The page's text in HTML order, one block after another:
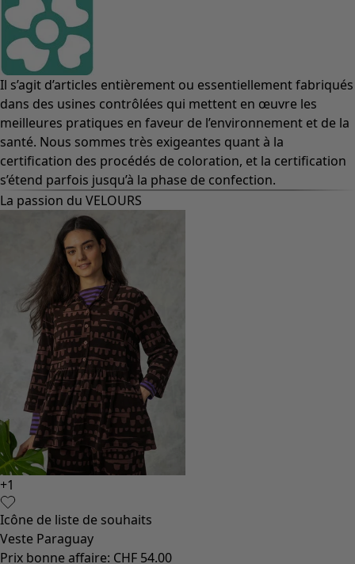
Il s’agit d’articles entièrement ou essentiellement fabriqués
dans des usines contrôlées qui mettent en œuvre les
meilleures pratiques en faveur de l’environnement et de la
santé. Nous sommes très exigeantes quant à la
certification des procédés de coloration, et la certification
s’étend parfois jusqu’à la phase de confection.
La passion du VELOURS
+1
Icône de liste de souhaits
Veste Paraguay
Prix bonne affaire: CHF 54.00